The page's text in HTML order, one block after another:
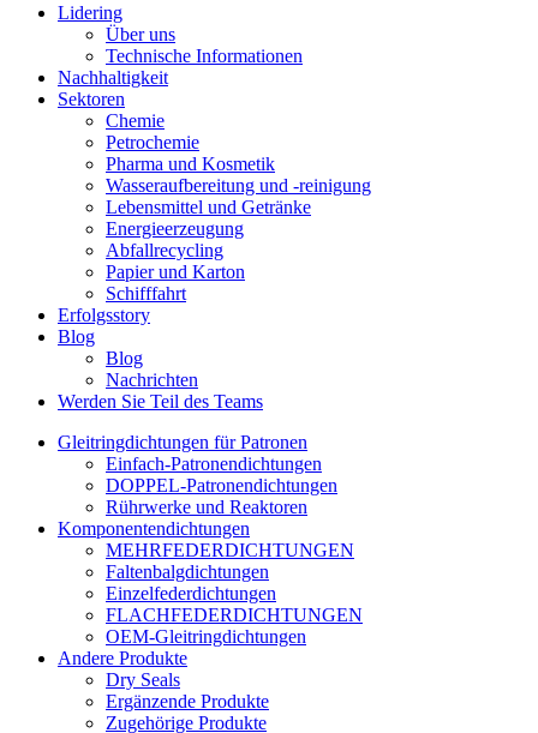
Lidering
Über uns
Technische Informationen
Nachhaltigkeit
Sektoren
Chemie
Petrochemie
Pharma und Kosmetik
Wasseraufbereitung und -reinigung
Lebensmittel und Getränke
Energieerzeugung
Abfallrecycling
Papier und Karton
Schifffahrt
Erfolgsstory
Blog
Blog
Nachrichten
Werden Sie Teil des Teams
Gleitringdichtungen für Patronen
Einfach-Patronendichtungen
DOPPEL-Patronendichtungen
Rührwerke und Reaktoren
Komponentendichtungen
MEHRFEDERDICHTUNGEN
Faltenbalgdichtungen
Einzelfederdichtungen
FLACHFEDERDICHTUNGEN
OEM-Gleitringdichtungen
Andere Produkte
Dry Seals
Ergänzende Produkte
Zugehörige Produkte